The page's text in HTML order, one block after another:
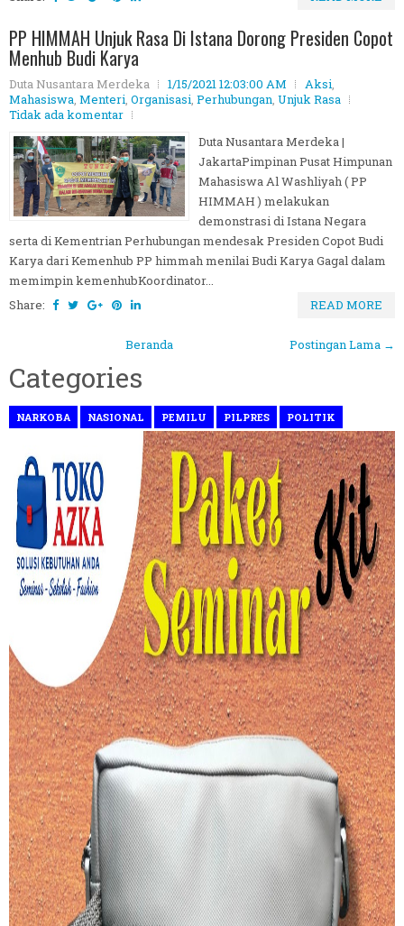
PP HIMMAH Unjuk Rasa Di Istana Dorong Presiden Copot
Menhub Budi Karya
Duta Nusantara Merdeka 1/15/2021 12:03:00 AM Aksi,
Mahasiswa, Menteri, Organisasi, Perhubungan, Unjuk Rasa
Tidak ada komentar
Duta Nusantara Merdeka |
JakartaPimpinan Pusat Himpunan
Mahasiswa Al Washliyah ( PP
HIMMAH ) melakukan
demonstrasi di Istana Negara
serta di Kementrian Perhubungan mendesak Presiden Copot Budi
Karya dari Kemenhub PP himmah menilai Budi Karya Gagal dalam
memimpin kemenhubKoordinator...
Share:
READ MORE
Postingan Lama →
Beranda
Categories
NARKOBA NASIONAL PEMILU PILPRES POLITIK